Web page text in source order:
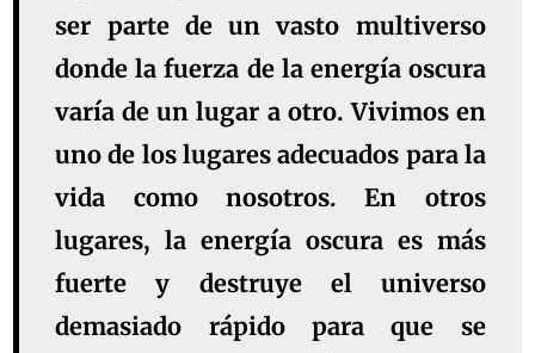
ser parte de un vasto multiverso
donde la fuerza de la energía oscura
varía de un lugar a otro. Vivimos en
uno de los lugares adecuados para la
vida como nosotros. En otros
lugares, la energía oscura es más
fuerte y destruye el universo
demasiado rápido para que se